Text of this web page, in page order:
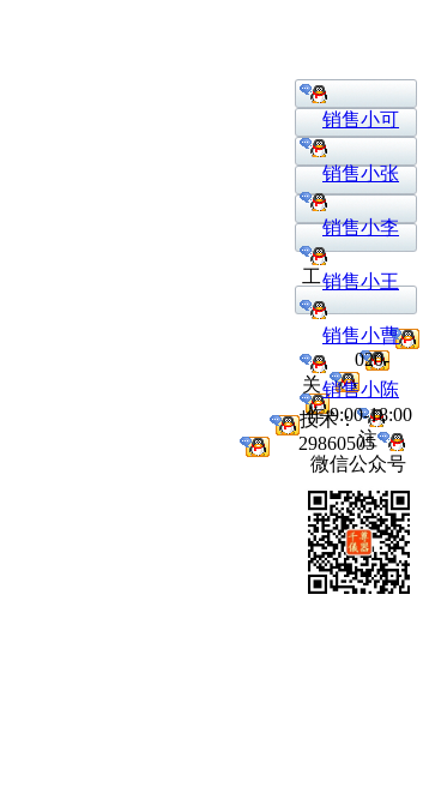
销售小可
销售小张
销售小李
销售小王
销售小曹
销售小陈
工
作:9:00-18:00
技术：
020-
29860505
关
注
微信公众号